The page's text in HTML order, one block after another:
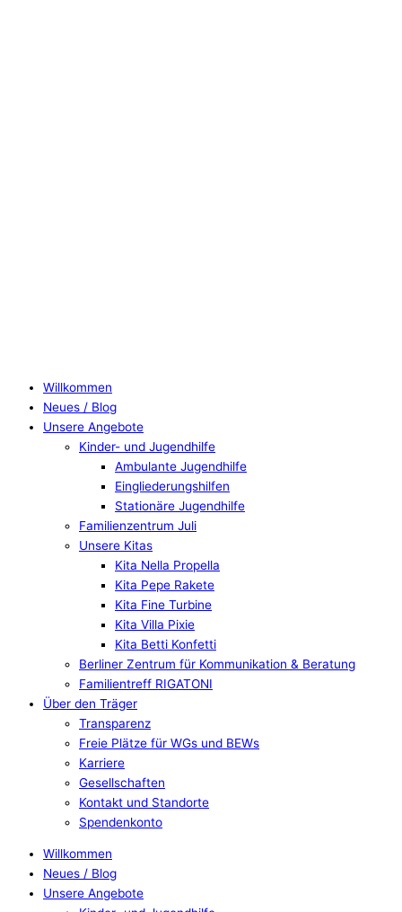
Willkommen
Neues / Blog
Unsere Angebote
Kinder- und Jugendhilfe
Ambulante Jugendhilfe
Eingliederungshilfen
Stationäre Jugendhilfe
Familienzentrum Juli
Unsere Kitas
Kita Nella Propella
Kita Pepe Rakete
Kita Fine Turbine
Kita Villa Pixie
Kita Betti Konfetti
Berliner Zentrum für Kommunikation & Beratung
Familientreff RIGATONI
Über den Träger
Transparenz
Freie Plätze für WGs und BEWs
Karriere
Gesellschaften
Kontakt und Standorte
Spendenkonto
Willkommen
Neues / Blog
Unsere Angebote